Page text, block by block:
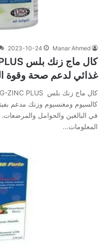
Manar Ahmed
2023-10-24
غذائي لدعم صحة وقوة
في البالغين والحوامل
‌المعلومات‌…